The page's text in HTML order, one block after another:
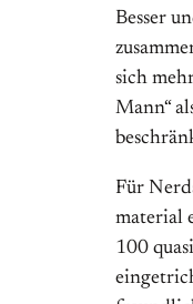
Besser
sich
Mann“
Für
material
100